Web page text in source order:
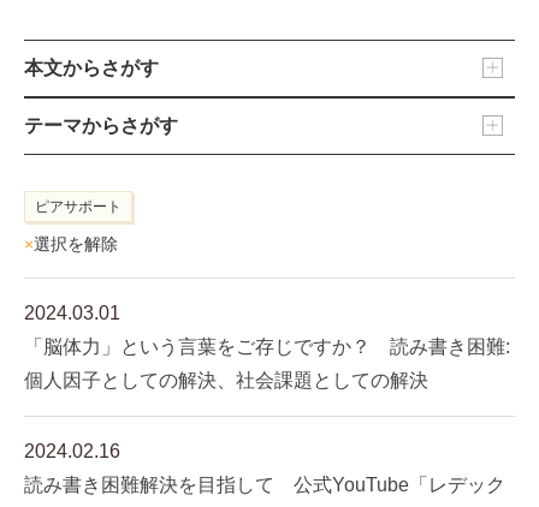
本文からさがす
テーマからさがす
ピアサポート
×選択を解除
2024.03.01
「脳体力」という言葉をご存じですか？ 読み書き困難:
個人因子としての解決、社会課題としての解決
2024.02.16
読み書き困難解決を目指して 公式YouTube「レデック